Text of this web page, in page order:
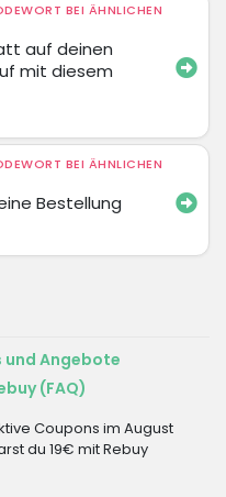
BEI ÄHNLICHEN
auf deinen
mit diesem
BEI ÄHNLICHEN
Bestellung
und Angebote
(FAQ)
Coupons im August
du 19€ mit Rebuy